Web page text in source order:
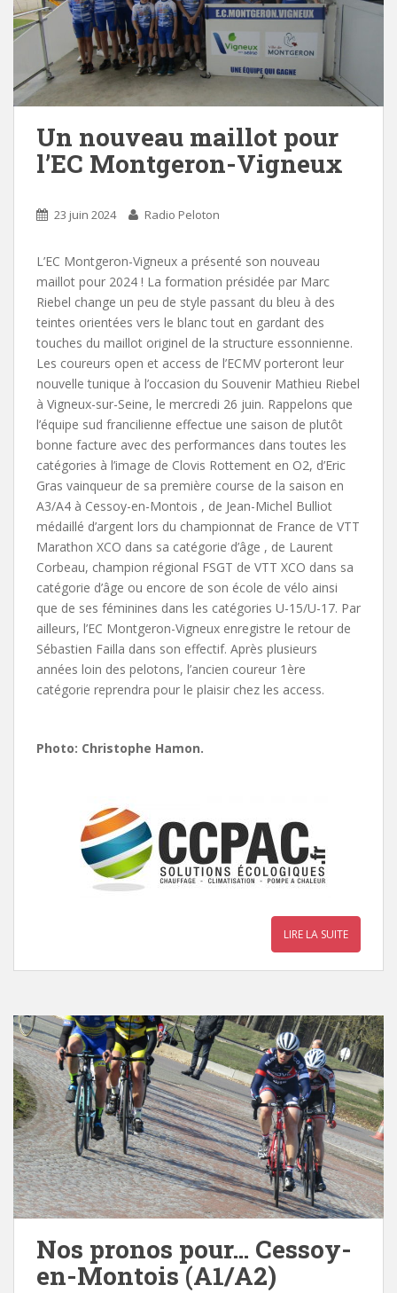
Un nouveau maillot pour
l’EC Montgeron-Vigneux
23 juin 2024 Radio Peloton
L’EC Montgeron-Vigneux a présenté son nouveau
maillot pour 2024 ! La formation présidée par Marc
Riebel change un peu de style passant du bleu à des
teintes orientées vers le blanc tout en gardant des
touches du maillot originel de la structure essonnienne.
Les coureurs open et access de l’ECMV porteront leur
nouvelle tunique à l’occasion du Souvenir Mathieu Riebel
à Vigneux-sur-Seine, le mercredi 26 juin. Rappelons que
l’équipe sud francilienne effectue une saison de plutôt
bonne facture avec des performances dans toutes les
catégories à l’image de Clovis Rottement en O2, d’Eric
Gras vainqueur de sa première course de la saison en
A3/A4 à Cessoy-en-Montois , de Jean-Michel Bulliot
médaillé d’argent lors du championnat de France de VTT
Marathon XCO dans sa catégorie d’âge , de Laurent
Corbeau, champion régional FSGT de VTT XCO dans sa
catégorie d’âge ou encore de son école de vélo ainsi
que de ses féminines dans les catégories U-15/U-17. Par
ailleurs, l’EC Montgeron-Vigneux enregistre le retour de
Sébastien Failla dans son effectif. Après plusieurs
années loin des pelotons, l’ancien coureur 1ère
catégorie reprendra pour le plaisir chez les access.
Photo: Christophe Hamon.
LIRE LA SUITE
Nos pronos pour… Cessoy-
en-Montois (A1/A2)